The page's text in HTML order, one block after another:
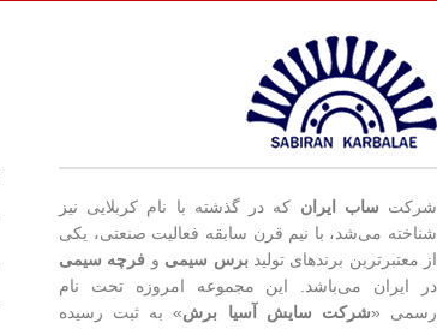
شرکت ساب ایران که در گذشته با نام کربلایی نیز
شناخته می‌شد، با نیم قرن سابقه فعالیت صنعتی، یکی
از معتبرترین برندهای تولیدبرس سیمی و فرچه سیمی
در ایران می‌باشد. این مجموعه امروزه تحت نام
رسمی «شرکت سایش آسیا برش» به ثبت رسیده